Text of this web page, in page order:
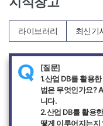
라이브러리 최신기
Q
[질문]
1.산업 DB를 활용
법은 무엇인가요?
니다.
2.산업 DB를 활용
떻게 이루어지는지